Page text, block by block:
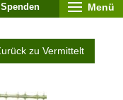
Spenden Menü
zu Vermittelt